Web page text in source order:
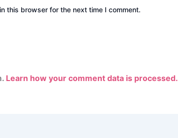
this browser for the next time I comment.
Learn how your comment data is processed.